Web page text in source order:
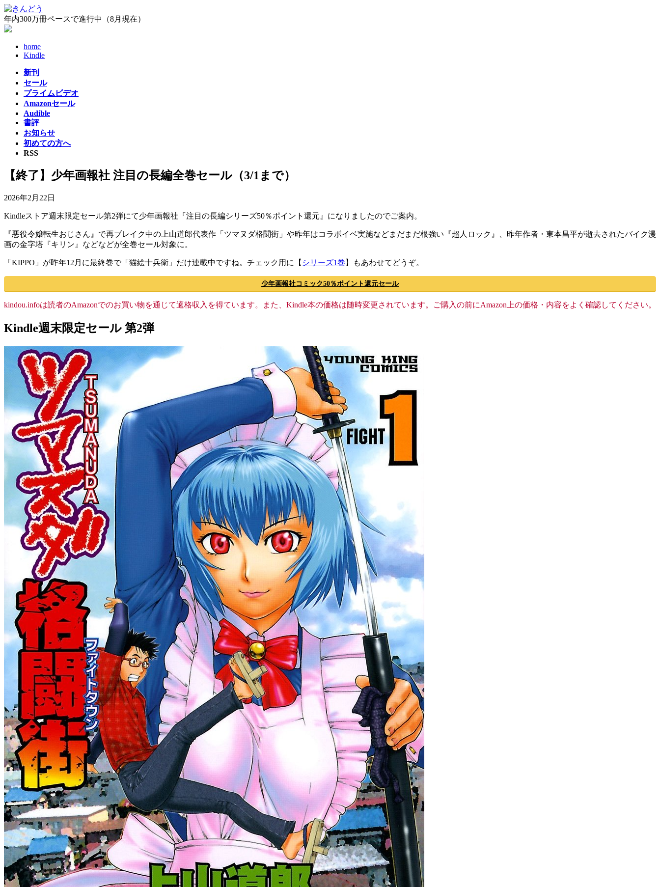
コ
ン
テ
ナ
ビ
ゲ
年内300万冊ペースで進行中（8月現在）
home
Kindle
新刊
セール
プライムビデオ
Amazonセール
Audible
書評
お知らせ
初めての方へ
RSS
【終了】少年画報社 注目の長編全巻セール（3/1まで）
2026年2月22日
Kindleストア週末限定セール第2弾にて少年画報社『注目の長編シリーズ50％ポイント還元』になりましたのでご案内。
『悪役令嬢転生おじさん』で再ブレイク中の上山道郎代表作「ツマヌダ格闘街」や昨年はコラボイベ実施などまだまだ根強い『超人ロック』、昨年作者・東本昌平が逝去されたバイク漫
画の金字塔『キリン』などなどが全巻セール対象に。
「KIPPO」が昨年12月に最終巻で「猫絵十兵衛」だけ連載中ですね。チェック用に【 シリーズ1巻 】もあわせてどうぞ。
少年画報社コミック50％ポイント還元セール
kindou.infoは読者のAmazonでのお買い物を通じて適格収入を得ています。また、Kindle本の価格は随時変更されています。ご購入の前にAmazon上の価格・内容をよく確認してください。
Kindle週末限定セール 第2弾